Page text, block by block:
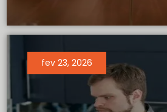
fev 23, 2026